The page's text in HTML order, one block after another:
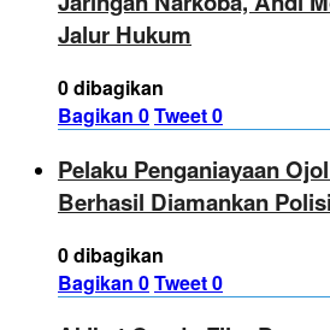
Jalur Hukum
0 dibagikan
Bagikan 0Tweet0
Pelaku Penganiayaan
Berhasil Diamankan Polisi
0 dibagikan
Bagikan 0Tweet0